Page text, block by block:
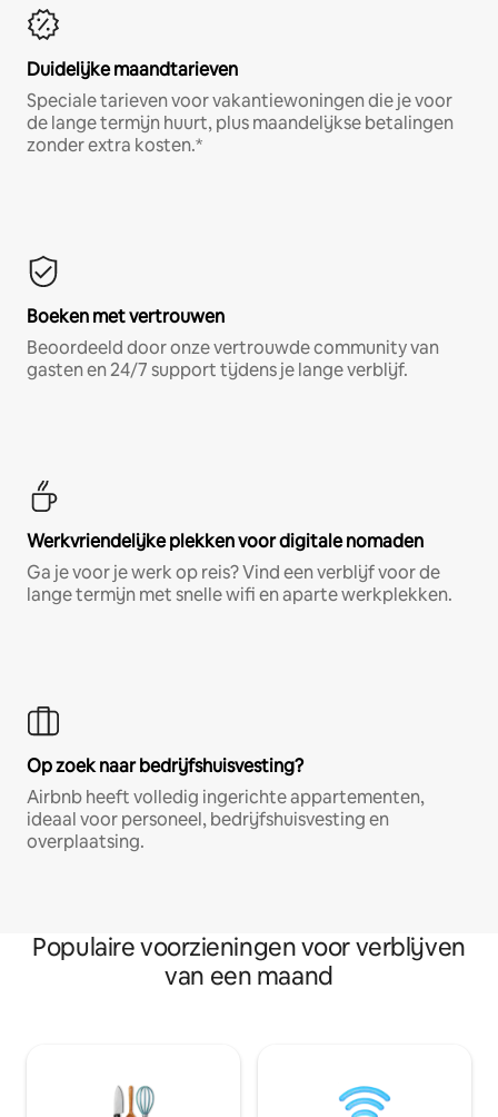
Duidelijke maandtarieven
Speciale tarieven voor vakantiewoningen die je voor
de lange termijn huurt, plus maandelijkse betalingen
zonder extra kosten.*
Boeken met vertrouwen
Beoordeeld door onze vertrouwde community van
gasten en 24/7 support tijdens je lange verblijf.
Werkvriendelijke plekken voor digitale nomaden
Ga je voor je werk op reis? Vind een verblijf voor de
lange termijn met snelle wifi en aparte werkplekken.
Op zoek naar bedrijfshuisvesting?
Airbnb heeft volledig ingerichte appartementen,
ideaal voor personeel, bedrijfshuisvesting en
overplaatsing.
Populaire voorzieningen voor verblijven
van een maand